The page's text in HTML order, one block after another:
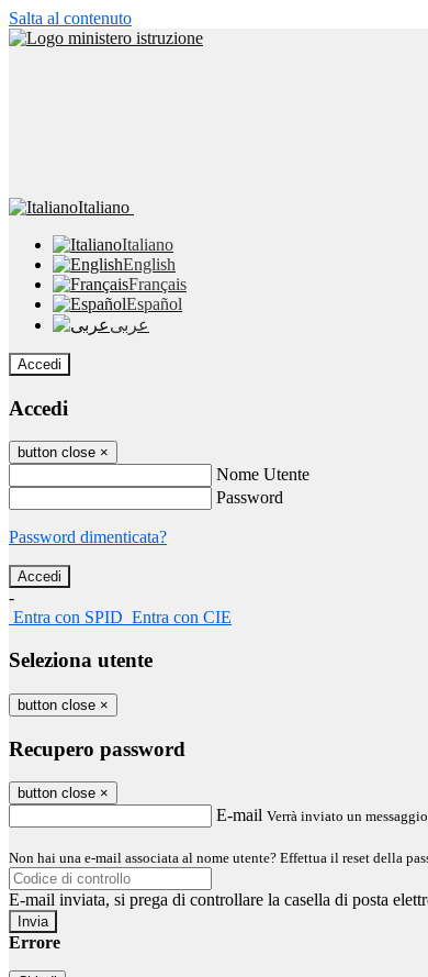
Salta al contenuto
Italiano
Italiano
English
Français
Español
عربى
Accedi
Accedi
button close ×
Nome Utente
Password
Password dimenticata?
-
Entra con SPID Entra con CIE
Seleziona utente
button close ×
Recupero password
button close ×
E-mail Verrà inviato un
Non hai una e-mail associata al nome utente? Effettua il reset della
E-mail inviata, si prega di controllare la casella di posta
Errore